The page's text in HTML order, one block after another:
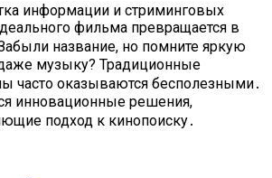
информации и стриминговых
фильма превращается в
название, но помните яркую
музыку? Традиционные
часто оказываются бесполезными․
инновационные решения,
подход к кинопоиску․